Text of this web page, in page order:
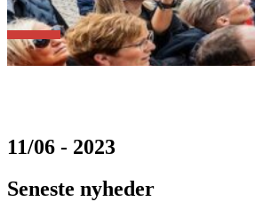
11/06 - 2023
Seneste nyheder